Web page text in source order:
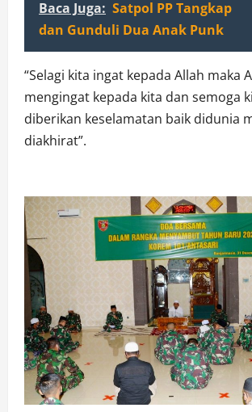
Baca Juga: Satpol PP Tangkap
dan Gunduli Dua Anak Punk
“Selagi kita ingat kepada Allah maka
mengingat kepada kita dan semoga
diberikan keselamatan baik didunia
diakhirat”.